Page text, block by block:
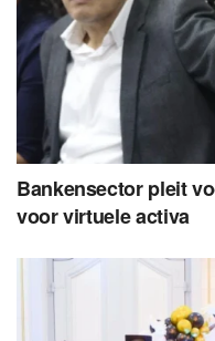
Bankensector pleit
voor virtuele activa